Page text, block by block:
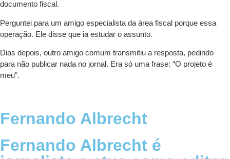
documento fiscal.
Perguntei para um amigo especialista da área fiscal porque essa
operação. Ele disse que ia estudar o assunto.
Dias depois, outro amigo comum transmitiu a resposta, pedindo
para não publicar nada no jornal. Era só uma frase: “O projeto é
meu”.
Fernando Albrecht
Fernando Albrecht é